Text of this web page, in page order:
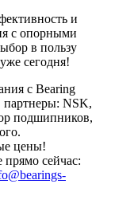
и
с опорными
в пользу
сегодня!
с Bearing
NSK,
подшипников,
цены!
прямо сейчас: